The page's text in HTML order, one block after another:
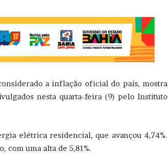
a inflação oficial do país, mostra
nesta quarta-feira (9) pelo Instituto
elétrica residencial, que avançou 4,74%.
com uma alta de 5,81%.